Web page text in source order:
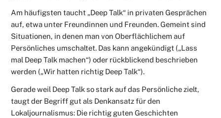
Am häufigsten taucht „Deep Talk“ in privaten Gesprächen
auf, etwa unter Freundinnen und Freunden. Gemeint sind
Situationen, in denen man von Oberflächlichem auf
Persönliches umschaltet. Das kann angekündigt („Lass
mal Deep Talk machen“) oder rückblickend beschrieben
werden („Wir hatten richtig Deep Talk“).
Gerade weil Deep Talk so stark auf das Persönliche zielt,
taugt der Begriff gut als Denkansatz für den
Lokaljournalismus: Die richtig guten Geschichten